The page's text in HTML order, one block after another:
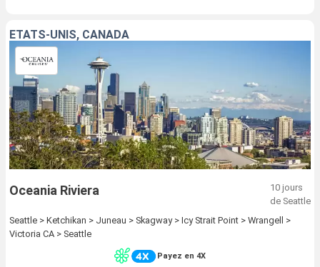
ÉTATS-UNIS, CANADA
Oceania Riviera
10 jours
de Seattle
Seattle > Ketchikan > Juneau > Skagway > Icy Strait Point > Wrangell >
Victoria CA > Seattle
Payez en 4X